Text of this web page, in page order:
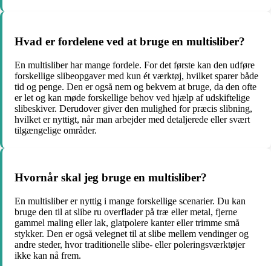
Hvad er fordelene ved at bruge en multisliber?
En multisliber har mange fordele. For det første kan den udføre
forskellige slibeopgaver med kun ét værktøj, hvilket sparer både
tid og penge. Den er også nem og bekvem at bruge, da den ofte
er let og kan møde forskellige behov ved hjælp af udskiftelige
slibeskiver. Derudover giver den mulighed for præcis slibning,
hvilket er nyttigt, når man arbejder med detaljerede eller svært
tilgængelige områder.
Hvornår skal jeg bruge en multisliber?
En multisliber er nyttig i mange forskellige scenarier. Du kan
bruge den til at slibe ru overflader på træ eller metal, fjerne
gammel maling eller lak, glatpolere kanter eller trimme små
stykker. Den er også velegnet til at slibe mellem vendinger og
andre steder, hvor traditionelle slibe- eller poleringsværktøjer
ikke kan nå frem.